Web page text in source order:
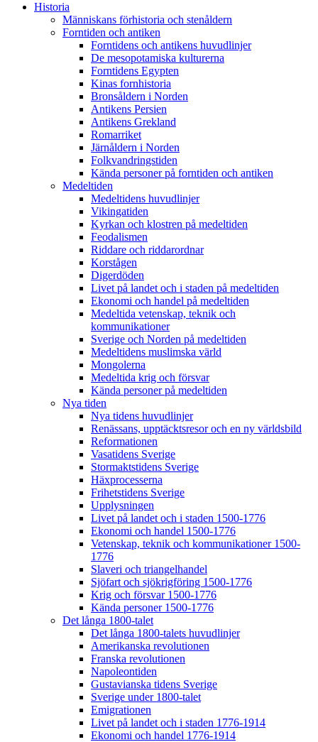
Historia
Människans förhistoria och stenåldern
Forntiden och antiken
Forntidens och antikens huvudlinjer
De mesopotamiska kulturerna
Forntidens Egypten
Kinas fornhistoria
Bronsåldern i Norden
Antikens Persien
Antikens Grekland
Romarriket
Järnåldern i Norden
Folkvandringstiden
Kända personer på forntiden och antiken
Medeltiden
Medeltidens huvudlinjer
Vikingatiden
Kyrkan och klostren på medeltiden
Feodalismen
Riddare och riddarordnar
Korstågen
Digerdöden
Livet på landet och i staden på medeltiden
Ekonomi och handel på medeltiden
Medeltida vetenskap, teknik och
kommunikationer
Sverige och Norden på medeltiden
Medeltidens muslimska värld
Mongolerna
Medeltida krig och försvar
Kända personer på medeltiden
Nya tiden
Nya tidens huvudlinjer
Renässans, upptäcktsresor och en ny världsbild
Reformationen
Vasatidens Sverige
Stormaktstidens Sverige
Häxprocesserna
Frihetstidens Sverige
Upplysningen
Livet på landet och i staden 1500-1776
Ekonomi och handel 1500-1776
Vetenskap, teknik och kommunikationer 1500-
1776
Slaveri och triangelhandel
Sjöfart och sjökrigföring 1500-1776
Krig och försvar 1500-1776
Kända personer 1500-1776
Det långa 1800-talet
Det långa 1800-talets huvudlinjer
Amerikanska revolutionen
Franska revolutionen
Napoleontiden
Gustavianska tidens Sverige
Sverige under 1800-talet
Emigrationen
Livet på landet och i staden 1776-1914
Ekonomi och handel 1776-1914